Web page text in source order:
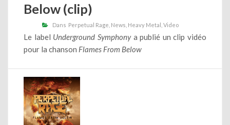
Below (clip)
Dans Perpetual Rage News Heavy Metal Video
Le label Underground Symphonya publié un clip vidéo
pour la chanson Flames From Below